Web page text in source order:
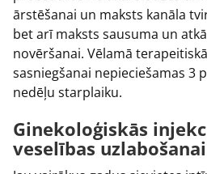
ārstēšanai un maksts kanāla
bet arī maksts sausuma un
novēršanai. Vēlamā
sasniegšanai nepieciešamas 3
nedēļu starplaiku.
Ginekoloģiskās
veselības uzlabošanai